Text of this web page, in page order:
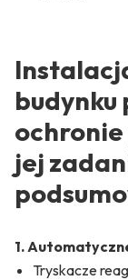
budynku
jej
1.
Tryskacze